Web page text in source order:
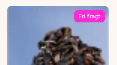
Fri fragt